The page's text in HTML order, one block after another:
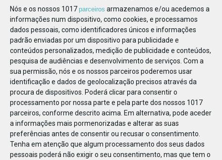
Nós e os nossos 1017 parceiros armazenamos e/ou acedemos a
informações num dispositivo, como cookies, e processamos
dados pessoais, como identificadores únicos e informações
padrão enviadas por um dispositivo para publicidade e
conteúdos personalizados, medição de publicidade e conteúdos,
pesquisa de audiências e desenvolvimento de serviços. Com a
sua permissão, nós e os nossos parceiros poderemos usar
identificação e dados de geolocalização precisos através da
procura de dispositivos. Poderá clicar para consentir o
processamento por nossa parte e pela parte dos nossos 1017
parceiros, conforme descrito acima. Em alternativa, pode aceder
a informações mais pormenorizadas e alterar as suas
preferências antes de consentir ou recusar o consentimento.
Tenha em atenção que algum processamento dos seus dados
pessoais poderá não exigir o seu consentimento, mas que tem o
198521304446829